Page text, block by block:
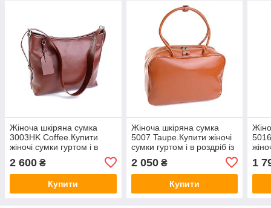
Жіноча шкіряна сумка
3003HK Coffee.Купити
жіночі сумки гуртом і в
шкіри в Україні
2 600 ₴
Купити
Жіноча шкіряна сумка
5007 Taupe.Купити жіночі
сумки гуртом і в роздріб із
Україні
2 050₴
Купити
1